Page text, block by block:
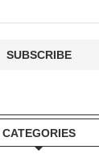
CATEGORIES